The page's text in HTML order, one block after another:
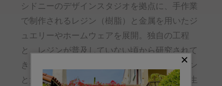
シドニーのデザインスタジオを拠点に、手作業
で制作されるレジン（樹脂）と金属を用いたジ
ュエリーやホームウェアを展開。独自の工程
と、レジンが普及していない頃から研究されて
きた秘伝の製法によって、唯一無二のデザイン
と質感が、一つひとつ丁寧な手仕事によって生